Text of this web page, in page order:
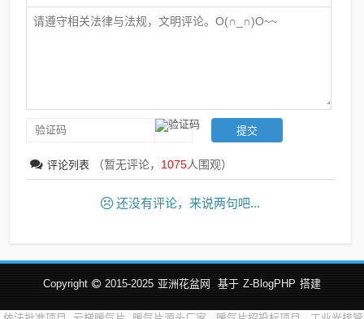
评论列表 （暂无评论， 1075人围观）
还没有评论，来说两句吧...
Copyright 2015-2025 亚洲花盆网 基于 Z-BlogPHP 搭建